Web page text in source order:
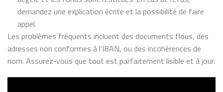
demandez une explication écrite et la possibilité de faire
appel.
Les problèmes fréquents incluent des documents flous, des
adresses non conformes à l’IBAN, ou des incohérences de
nom. Assurez-vous que tout est parfaitement lisible et à jour.